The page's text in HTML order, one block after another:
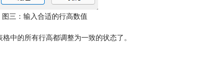
图三：输入合适的行高数值
中的所有行高都调整为一致的状态了。